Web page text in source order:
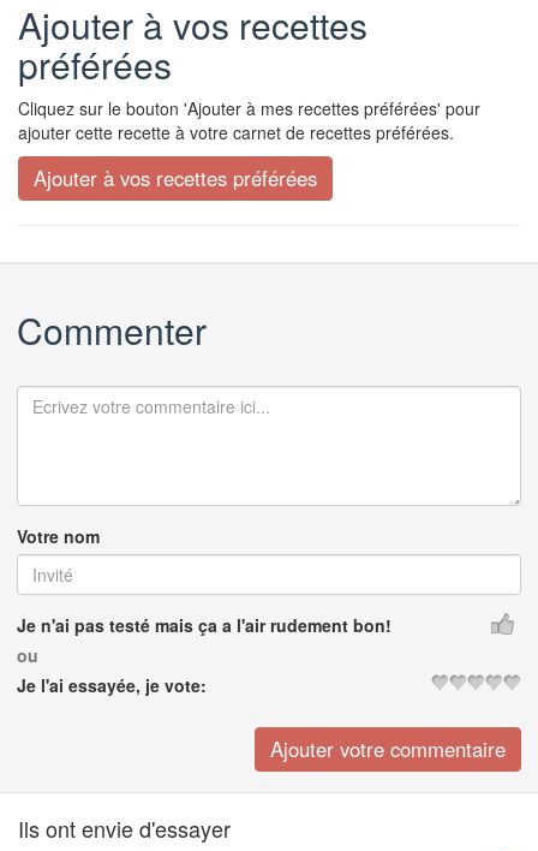
Ajouter à vos recettes
préférées
Cliquez sur le bouton 'Ajouter à mes recettes préférées' pour
ajouter cette recette à votre carnet de recettes préférées.
Commenter
Votre nom
Je n'ai pas testé mais ça a l'air rudement bon!
ou
Je l'ai essayée, je vote:
Ils ont envie d'essayer